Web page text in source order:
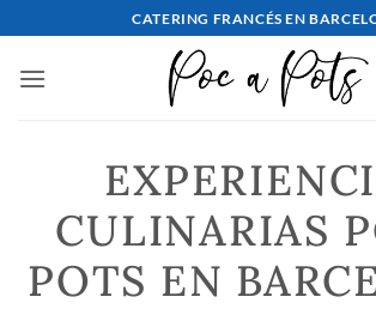
al
contenido
CATERING FRANCÉS EN
CULINARIAS
POTS EN